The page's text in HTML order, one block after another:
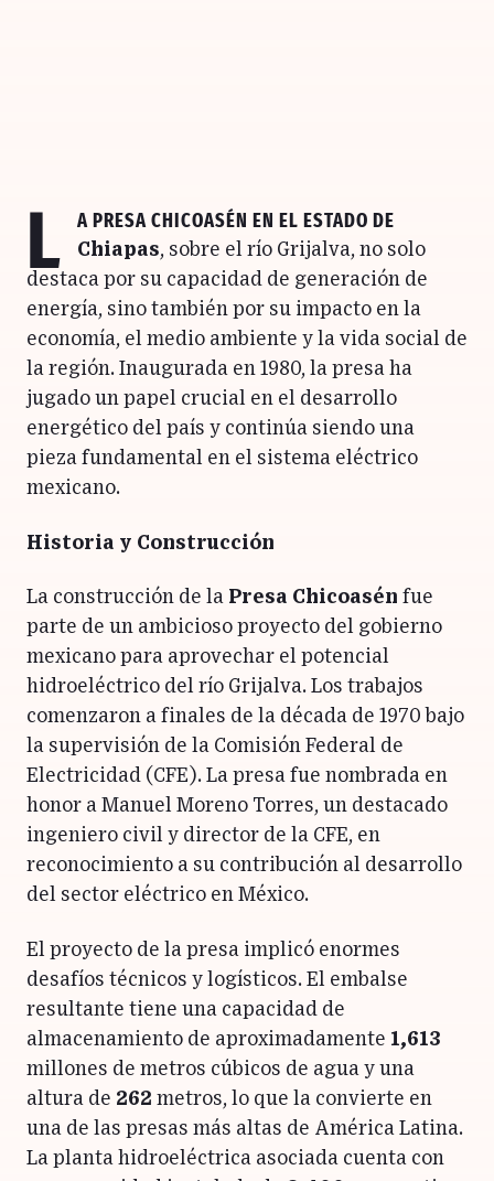
L aPresa Chicoasén en el estado de
Chiapas, sobre el río Grijalva, no solo
destaca por su capacidad de generación de
energía, sino también por su impacto en la
economía, el medio ambiente y la vida social de
la región. Inaugurada en 1980, la presa ha
jugado un papel crucial en el desarrollo
energético del país y continúa siendo una
pieza fundamental en el sistema eléctrico
mexicano.
Historia y Construcción
La construcción de la Presa Chicoasén fue
parte de un ambicioso proyecto del gobierno
mexicano para aprovechar el potencial
hidroeléctrico del río Grijalva. Los trabajos
comenzaron a finales de la década de 1970 bajo
la supervisión de la Comisión Federal de
Electricidad (CFE). La presa fue nombrada en
honor a Manuel Moreno Torres, un destacado
ingeniero civil y director de la CFE, en
reconocimiento a su contribución al desarrollo
del sector eléctrico en México.
El proyecto de la presa implicó enormes
desafíos técnicos y logísticos. El embalse
resultante tiene una capacidad de
almacenamiento de aproximadamente 1,613
millones de metros cúbicos de agua y una
altura de 262 metros, lo que la convierte en
una de las presas más altas de América Latina.
La planta hidroeléctrica asociada cuenta con